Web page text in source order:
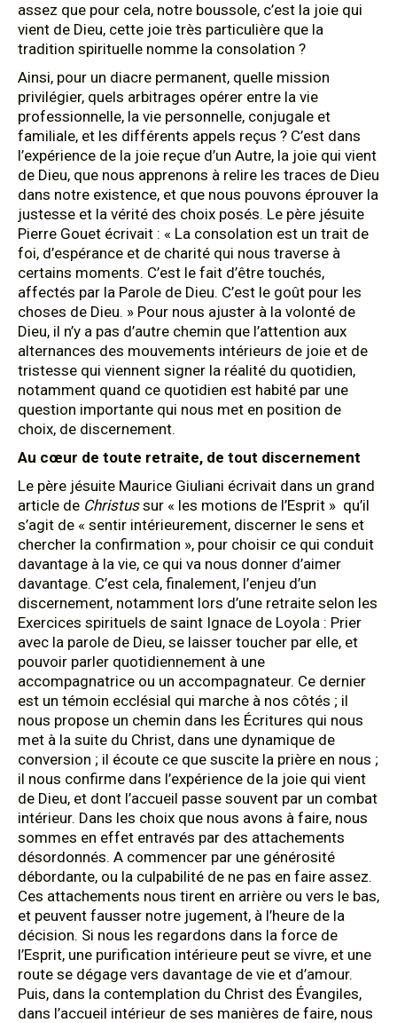
assez que pour cela, notre boussole, c’est la joie qui
vient de Dieu, cette joie très particulière que la
tradition spirituelle nomme la consolation ?
Ainsi, pour un diacre permanent, quelle mission
privilégier, quels arbitrages opérer entre la vie
professionnelle, la vie personnelle, conjugale et
familiale, et les différents appels reçus ? C’est dans
l’expérience de la joie reçue d’un Autre, la joie qui vient
de Dieu, que nous apprenons à relire les traces de Dieu
dans notre existence, et que nous pouvons éprouver la
justesse et la vérité des choix posés. Le père jésuite
Pierre Gouet écrivait : « La consolation est un trait de
foi, d’espérance et de charité qui nous traverse à
certains moments. C’est le fait d’être touchés,
affectés par la Parole de Dieu. C’est le goût pour les
choses de Dieu. » Pour nous ajuster à la volonté de
Dieu, il n’y a pas d’autre chemin que l’attention aux
alternances des mouvements intérieurs de joie et de
tristesse qui viennent signer la réalité du quotidien,
notamment quand ce quotidien est habité par une
question importante qui nous met en position de
choix, de discernement.
Au cœur de toute retraite, de tout discernement
Le père jésuite Maurice Giuliani écrivait dans un grand
article de Christussur « les motions de l’Esprit » qu’il
s’agit de « sentir intérieurement, discerner le sens et
chercher la confirmation », pour choisir ce qui conduit
davantage à la vie, ce qui va nous donner d’aimer
davantage. C’est cela, finalement, l’enjeu d’un
discernement, notamment lors d’une retraite selon les
Exercices spirituels de saint Ignace de Loyola : Prier
avec la parole de Dieu, se laisser toucher par elle, et
pouvoir parler quotidiennement à une
accompagnatrice ou un accompagnateur. Ce dernier
est un témoin ecclésial qui marche à nos côtés ; il
nous propose un chemin dans les Écritures qui nous
met à la suite du Christ, dans une dynamique de
conversion ; il écoute ce que suscite la prière en nous ;
il nous confirme dans l’expérience de la joie qui vient
de Dieu, et dont l’accueil passe souvent par un combat
intérieur. Dans les choix que nous avons à faire, nous
sommes en effet entravés par des attachements
désordonnés. A commencer par une générosité
débordante, ou la culpabilité de ne pas en faire assez.
Ces attachements nous tirent en arrière ou vers le bas,
et peuvent fausser notre jugement, à l’heure de la
décision. Si nous les regardons dans la force de
l’Esprit, une purification intérieure peut se vivre, et une
route se dégage vers davantage de vie et d’amour.
Puis, dans la contemplation du Christ des Évangiles,
dans l’accueil intérieur de ses manières de faire, nous